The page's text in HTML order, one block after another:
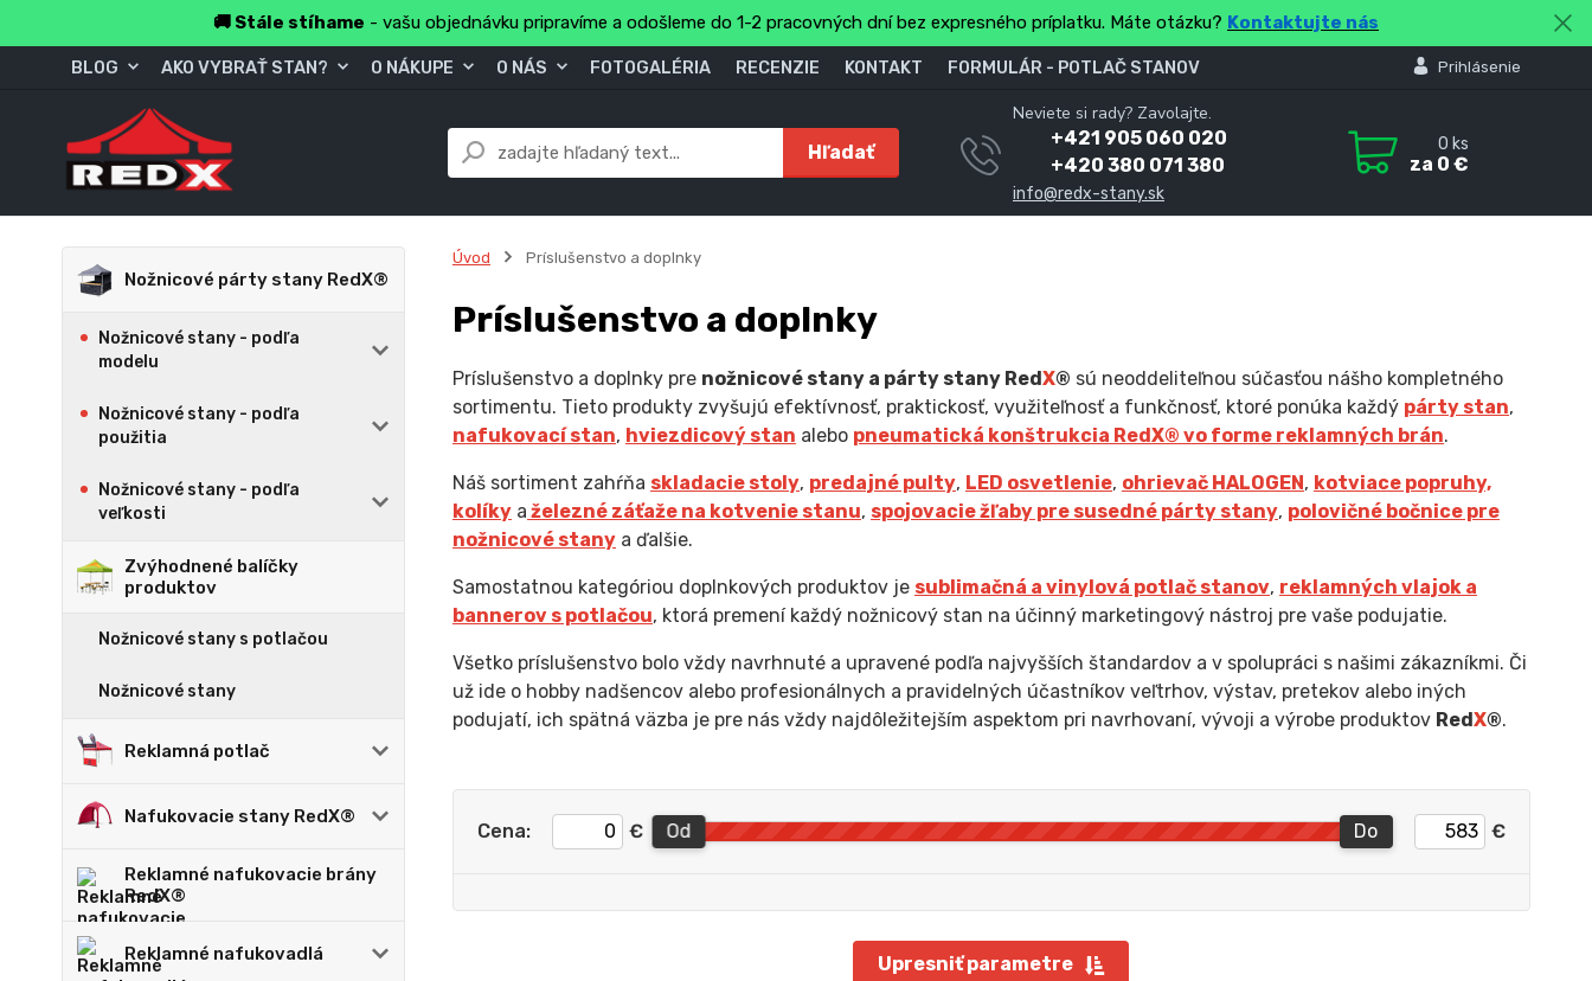
🚚 Stále stíhame - vašu objednávku pripravíme a odošleme do 1-2 pracovných dní bez expresného príplatku. Máte otázku? Kontaktujte nás
BLOG AKO VYBRAŤ STAN? O NÁKUPE O NÁS FOTOGALÉRIA RECENZIE KONTAKT FORMULÁR - POTLAČ STANOV Prihlásenie
Hľadať
Neviete si rady? Zavolajte.
+421 905 060 020
+420 380 071 380
info@redx-stany.sk
0 ks
za 0 €
Nožnicové párty stany RedX®
Nožnicové stany - podľa
modelu
Nožnicové stany - podľa
použitia
Nožnicové stany - podľa
veľkosti
Zvýhodnené balíčky
produktov
Nožnicové stany s potlačou
Nožnicové stany
Reklamná potlač
Nafukovacie stany RedX®
Reklamné nafukovacie brány
RedX®
Reklamné nafukovadlá
Úvod Príslušenstvo a doplnky
Príslušenstvo a doplnky
Príslušenstvo a doplnky pre nožnicové stany a párty stany RedX® sú neoddeliteľnou súčasťou nášho kompletného
sortimentu. Tieto produkty zvyšujú efektívnosť, praktickosť, využiteľnosť a funkčnosť, ktoré ponúka každý párty stan,
nafukovací stan, hviezdicový stan alebo pneumatická konštrukcia RedX® vo forme reklamných brán.
Náš sortiment zahŕňa skladacie stoly, predajné pulty, LED osvetlenie, ohrievač HALOGEN, kotviace popruhy,
kolíkya železné záťaže na kotvenie stanu, spojovacie žľaby pre susedné párty stany, polovičné bočnice pre
nožnicové stanya ďalšie.
Samostatnou kategóriou doplnkových produktov je sublimačná a vinylová potlač stanov, reklamných vlajok a
bannerov s potlačou, ktorá premení každý nožnicový stan na účinný marketingový nástroj pre vaše podujatie.
Všetko príslušenstvo bolo vždy navrhnuté a upravené podľa najvyšších štandardov a v spolupráci s našimi zákazníkmi. Či
už ide o hobby nadšencov alebo profesionálnych a pravidelných účastníkov veľtrhov, výstav, pretekov alebo iných
podujatí, ich spätná väzba je pre nás vždy najdôležitejším aspektom pri navrhovaní, vývoji a výrobe produktov RedX®.
Upresniť parametre
Cena: € Od Do €